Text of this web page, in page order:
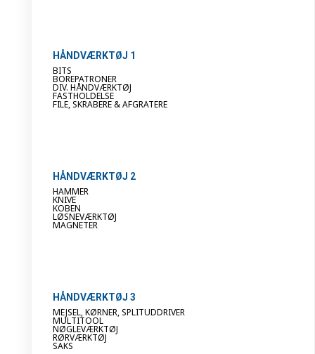
HÅNDVÆRKTØJ 1
BITS
BOREPATRONER
DIV. HÅNDVÆRKTØJ
FASTHOLDELSE
FILE, SKRABERE & AFGRATERE
HÅNDVÆRKTØJ 2
HAMMER
KNIVE
KOBEN
LØSNEVÆRKTØJ
MAGNETER
HÅNDVÆRKTØJ 3
MEJSEL, KØRNER, SPLITUDDRIVER
MULTITOOL
NØGLEVÆRKTØJ
RØRVÆRKTØJ
SAKS